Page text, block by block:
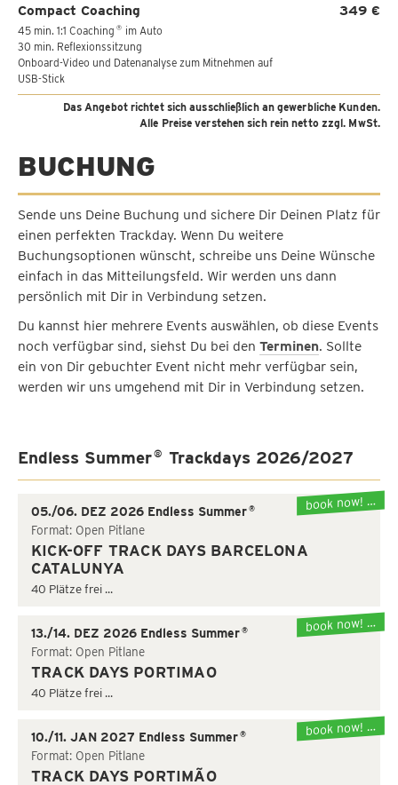
Compact Coaching
349 €
45 min. 1:1 Coaching ® im Auto
30 min. Reflexionssitzung
Onboard-Video und Datenanalyse zum Mitnehmen auf
USB-Stick
Das Angebot richtet sich ausschließlich an gewerbliche Kunden.
Alle Preise verstehen sich rein netto zzgl. MwSt.
BUCHUNG
Sende uns Deine Buchung und sichere Dir Deinen Platz für
einen perfekten Trackday. Wenn Du weitere
Buchungsoptionen wünscht, schreibe uns Deine Wünsche
einfach in das Mitteilungsfeld. Wir werden uns dann
persönlich mit Dir in Verbindung setzen.
Du kannst hier mehrere Events auswählen, ob diese Events
noch verfügbar sind, siehst Du bei den Terminen. Sollte
ein von Dir gebuchter Event nicht mehr verfügbar sein,
werden wir uns umgehend mit Dir in Verbindung setzen.
Endless Summer® Trackdays 2026/2027
book now! …
05./06. DEZ 2026 Endless Summer ®
Format: Open Pitlane
KICK-OFF TRACK DAYS BARCELONA
CATALUNYA
40 Plätze frei ...
book now! …
13./14. DEZ 2026 Endless Summer ®
Format: Open Pitlane
TRACK DAYS PORTIMAO
40 Plätze frei ...
book now! …
10./11. JAN 2027 Endless Summer ®
Format: Open Pitlane
TRACK DAYS PORTIMÃO